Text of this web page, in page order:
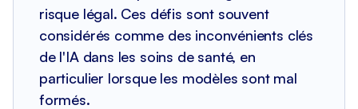
risque légal. Ces défis sont souvent
considérés comme des inconvénients clés
de l'IA dans les soins de santé, en
particulier lorsque les modèles sont mal
formés.